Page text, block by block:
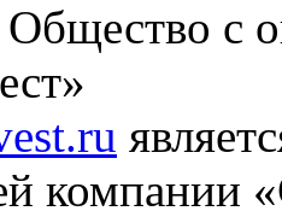
с
компании